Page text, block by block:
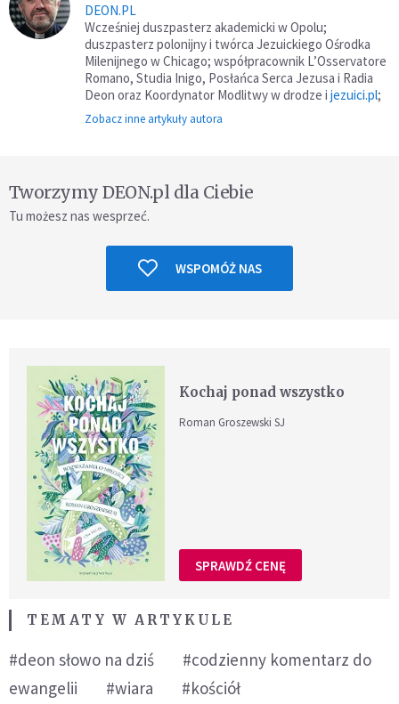
DEON.PL
Wcześniej duszpasterz akademicki w Opolu;
duszpasterz polonijny i twórca Jezuickiego Ośrodka
Milenijnego w Chicago; współpracownik L’Osservatore
Romano, Studia Inigo, Posłańca Serca Jezusa i Radia
Deon oraz Koordynator Modlitwy w drodze i jezuici.pl;
Zobacz inne artykuły autora
Tworzymy DEON.pl dla Ciebie
Tu możesz nas wesprzeć.
WSPOMÓŻ NAS
Kochaj ponad wszystko
Roman Groszewski SJ
SPRAWDŹ CENĘ
TEMATY W ARTYKULE
#deon słowo na dziś
#codzienny komentarz do
ewangelii
#wiara #kościół